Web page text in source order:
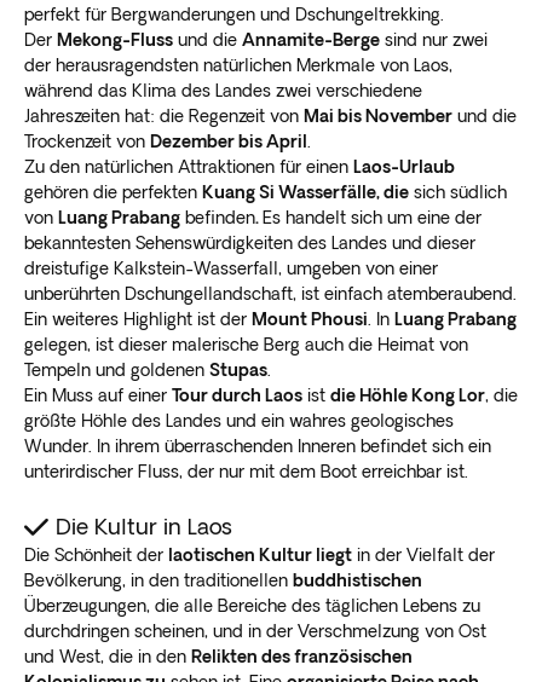
perfekt für Bergwanderungen und Dschungeltrekking.
Der Mekong-Fluss und die Annamite-Berge sind nur zwei
der herausragendsten natürlichen Merkmale von Laos,
während das Klima des Landes zwei verschiedene
Jahreszeiten hat: die Regenzeit von Mai bis November und die
Trockenzeit von Dezember bis April
Zu den natürlichen Attraktionen für einen Laos-Urlaub
gehören die perfekten Kuang Si Wasserfälle, die sich südlich
von Luang Prabang befinden. Es handelt sich um eine der
bekanntesten Sehenswürdigkeiten des Landes und dieser
dreistufige Kalkstein-Wasserfall, umgeben von einer
unberührten Dschungellandschaft, ist einfach atemberaubend.
Ein weiteres Highlight ist der Mount Phousi . In Luang Prabang
gelegen, ist dieser malerische Berg auch die Heimat von
Tempeln und goldenen Stupas
Ein Muss auf einer Tour durch Laos ist die Höhle Kong Lor, die
größte Höhle des Landes und ein wahres geologisches
Wunder. In ihrem überraschenden Inneren befindet sich ein
unterirdischer Fluss, der nur mit dem Boot erreichbar ist.
Die Kultur in Laos
Die Schönheit der laotischen Kultur liegt in der Vielfalt der
Bevölkerung, in den traditionellen buddhistischen
Überzeugungen, die alle Bereiche des täglichen Lebens zu
durchdringen scheinen, und in der Verschmelzung von Ost
und West, die in den Relikten des französischen